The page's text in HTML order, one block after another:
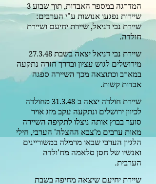
המדרגה במספר האבדות, תוך שבוע3
שיירות נפגעו אנושות ע"י הערבים:
שיירת נבי דניאל, שיירת יחיעם ושיירת
חולדה.
שיירת נבי דניאל יצאה בשבת 27.3.48
מירושלים לגוש עציון ובדרך חזרה נתקעה
במארב וכתוצאה מכך השיירה ספגה
אבדות קשות.
שיירת חולדה יצאה ב-31.3.48 מחולדה
לכיוון ירושלים ונתקעה עקב מזג אויר
סוער בבוץ אותה ניצלו לתקיפה השיירה
מאות ערבים מ'צבא ההצלה' הערבי, חילי
הלגיון הערבי שבאו מרמלה במשוריינים
ואנשיו של חסן סלאמה מח'ולדה
הערבית.
שיירת יחיעם שיצאה מחיפה בשבת